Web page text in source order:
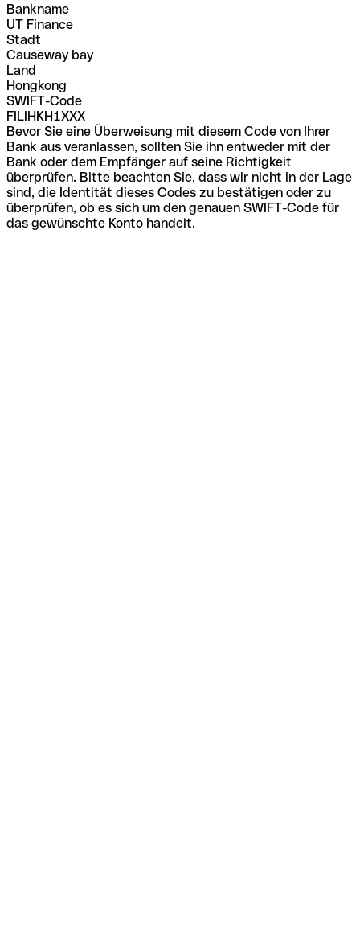
Bankname
UT Finance
Stadt
Causeway bay
Land
Hongkong
SWIFT-Code
FILIHKH1XXX
Bevor Sie eine Überweisung mit diesem Code von Ihrer
Bank aus veranlassen, sollten Sie ihn entweder mit der
Bank oder dem Empfänger auf seine Richtigkeit
überprüfen. Bitte beachten Sie, dass wir nicht in der Lage
sind, die Identität dieses Codes zu bestätigen oder zu
überprüfen, ob es sich um den genauen SWIFT-Code für
das gewünschte Konto handelt.